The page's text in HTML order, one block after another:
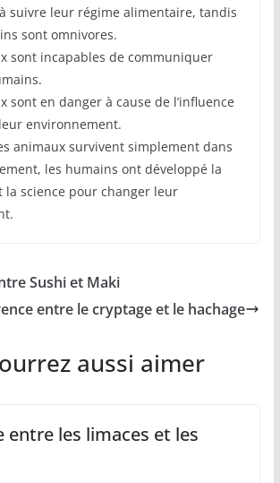
suivre leur régime alimentaire, tandis
sont omnivores.
sont incapables de communiquer
sont en danger à cause de l’influence
environnement.
animaux survivent simplement dans
les humains ont développé la
la science pour changer leur
Sushi et Maki
entre le cryptage et le hachage
aussi aimer
entre les limaces et les